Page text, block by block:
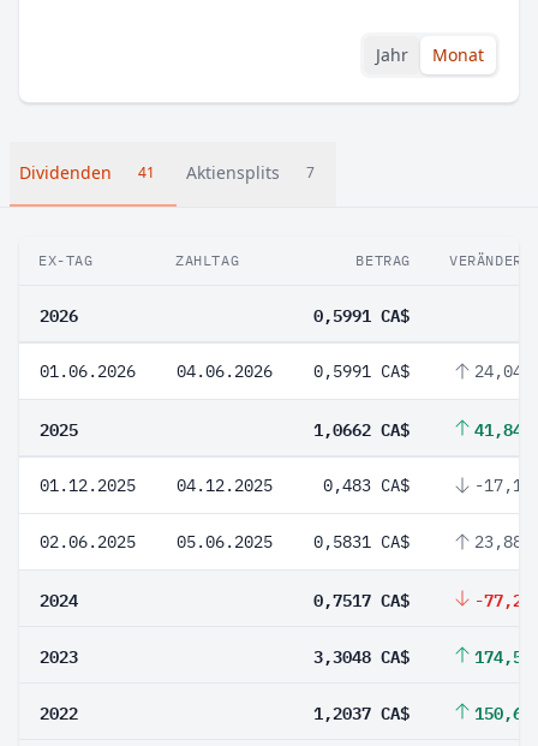
Jahr Monat
Dividenden 41 Aktiensplits 7
EX-TAG ZAHLTAG BETRAG
2026 0,5991 CA$
01.06.2026 04.06.2026 0,5991 CA$ 24,04
2025 1,0662 CA$ 41,84
01.12.2025 04.12.2025 0,483 CA$ -17,17
02.06.2025 05.06.2025 0,5831 CA$ 23,88
2024 0,7517 CA$ -77,25
2023 3,3048 CA$ 174,55
2022 1,2037 CA$ 150,67